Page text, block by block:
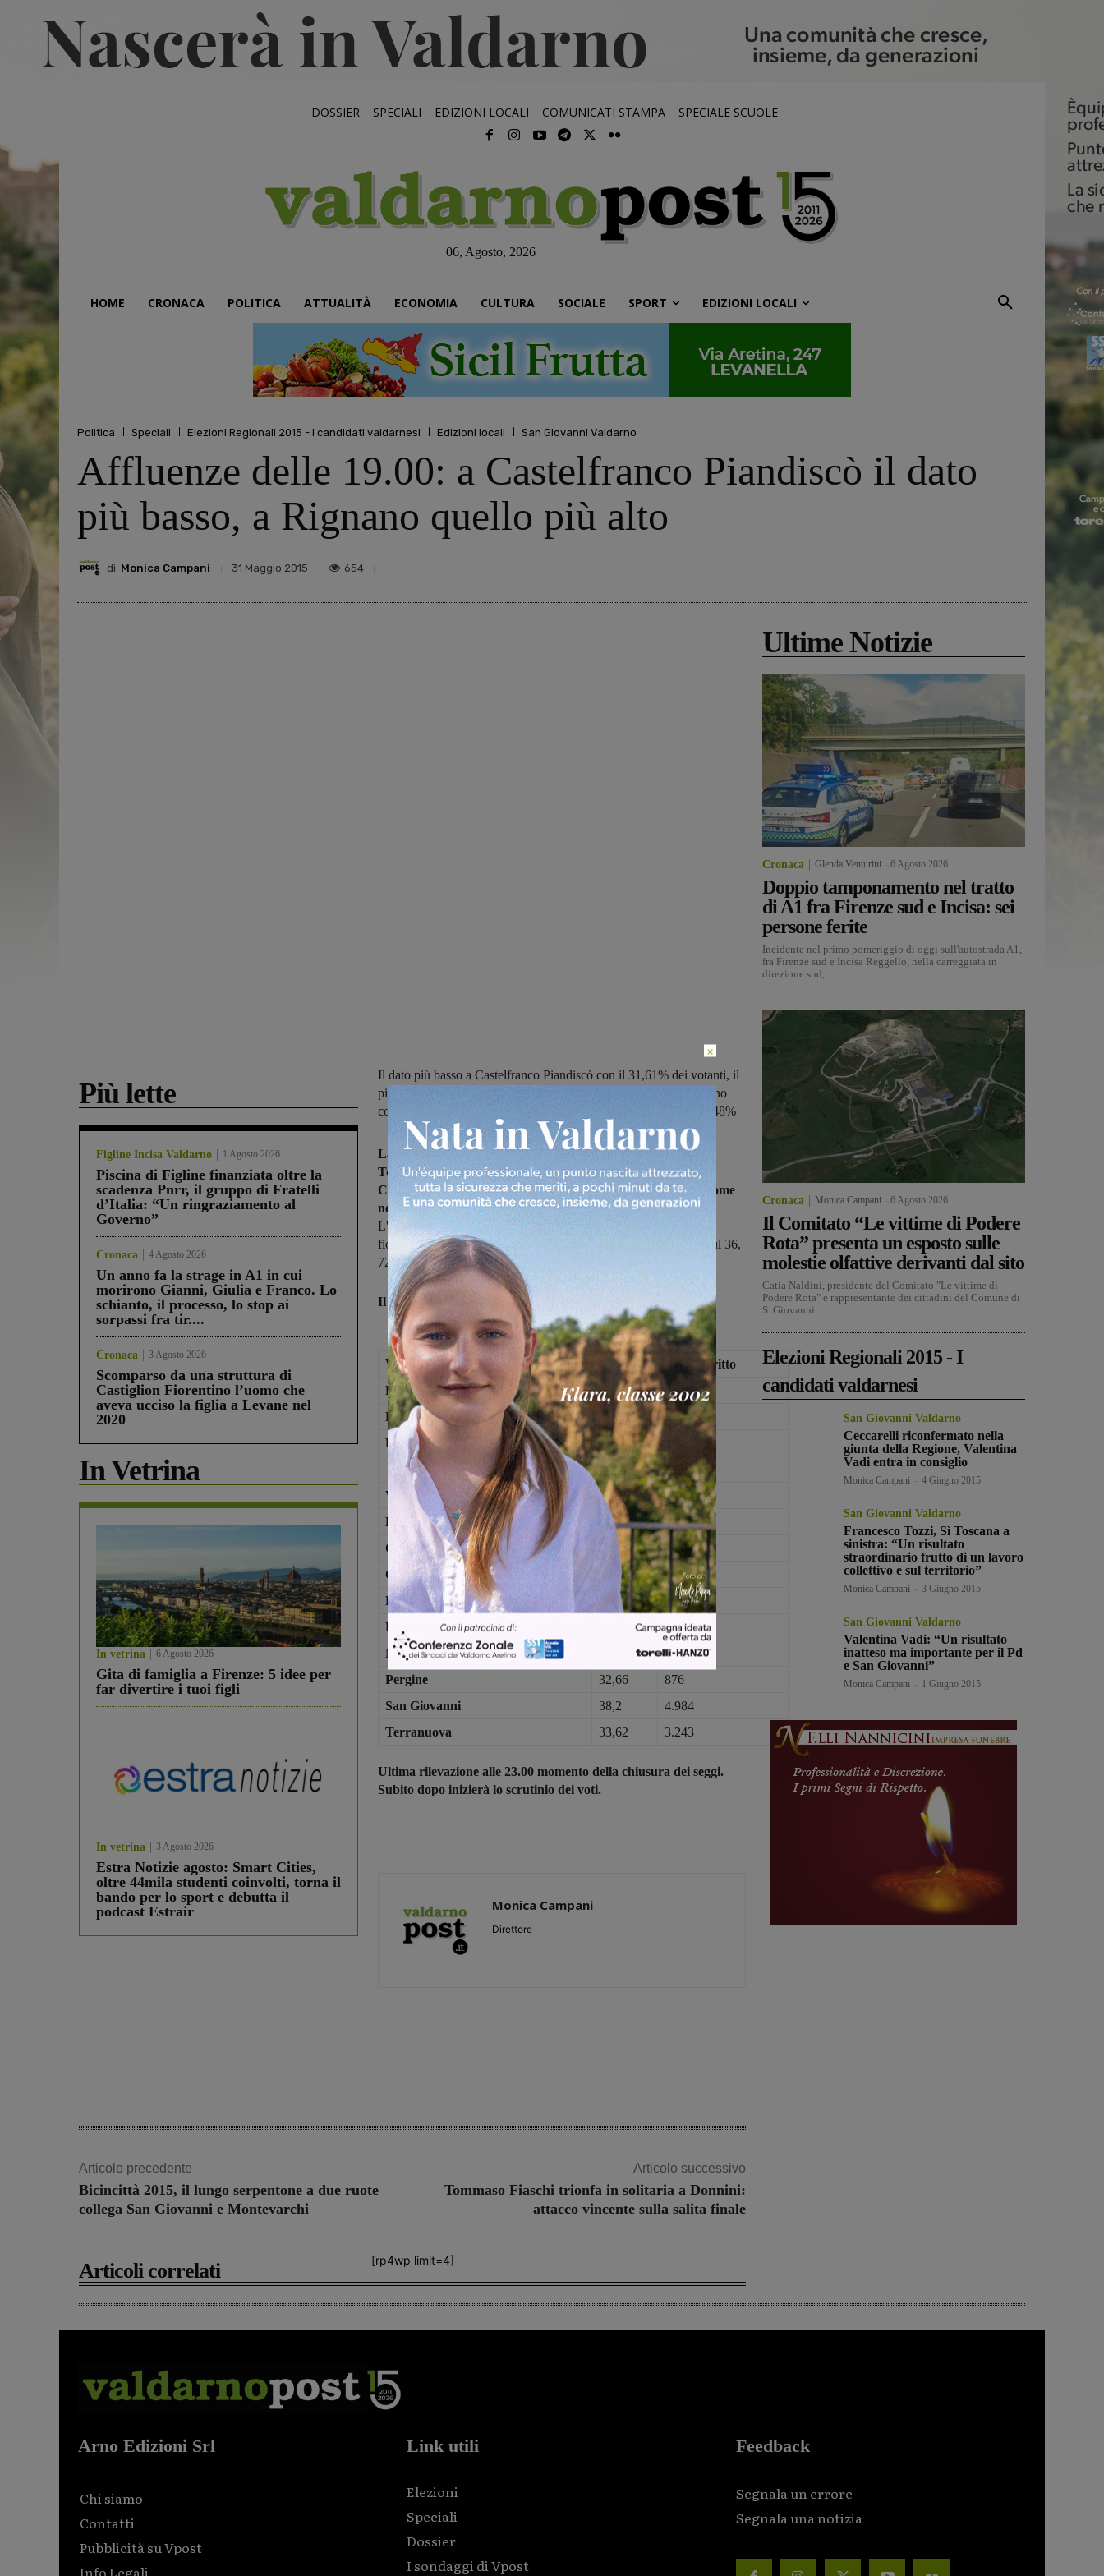
DOSSIER SPECIALI EDIZIONI LOCALI COMUNICATI STAMPA SPECIALE SCUOLE
06, Agosto, 2026
HOME CRONACA POLITICA ATTUALITÀ ECONOMIA CULTURA SOCIALE SPORT EDIZIONI LOCALI
Politica Speciali Elezioni Regionali 2015 - I candidati valdarnesi Edizioni locali San Giovanni Valdarno
Affluenze delle 19.00: a Castelfranco Piandiscò il dato
più basso, a Rignano quello più alto
di Monica Campani 31 Maggio 2015 654
Più lette
Figline Incisa Valdarno 1 Agosto 2026
Piscina di Figline finanziata oltre la
scadenza Pnrr, il gruppo di Fratelli
d’Italia: “Un ringraziamento al
Governo”
Cronaca 4 Agosto 2026
Un anno fa la strage in A1 in cui
morirono Gianni, Giulia e Franco. Lo
schianto, il processo, lo stop ai
sorpassi fra tir....
Cronaca 3 Agosto 2026
Scomparso da una struttura di
Castiglion Fiorentino l’uomo che
aveva ucciso la figlia a Levane nel
2020
In Vetrina
In vetrina 6 Agosto 2026
Gita di famiglia a Firenze: 5 idee per
far divertire i tuoi figli
In vetrina 3 Agosto 2026
Estra Notizie agosto: Smart Cities,
oltre 44mila studenti coinvolti, torna il
bando per lo sport e debutta il
podcast Estrair
Il dato più basso a Castelfranco Piandiscò con il 31,61% dei votanti, il
più alto invece, già come nella prima rilevazione, quello di Rignano
con il 40,35%. A livello regionale l’affluenza si è attestata sul 35,48%
La seconda rilevazione delle 19.00 vede il dato regionale della
Toscana attestarsi sul 35,48%. Per il Valdarno il più basso a
Castelfranco Piandiscò con il 31,61%, il più alto invece, già come
nella prima rilevazione, quello di Rignano con il 40,35%.
L'affluenza nella circoscrizione Firenze 2, quella del Valdarno
fiorentino, si attesta sul 37,69%, mentre in porvincia di Arezzo sul 36,
72%.
Il Valdarno:
Valdarno fiorentino %
aventi diritto
Figline Incisa
34,12
6.254
Reggello
36,86
4.868
Rignano
40,35
Valdarno aretino
Bucine
36,45
2.882
Castelfranco Piandiscò
31,61
2.462
Cavriglia
36,82
2.816
Laterina
31,8
927
Loro Ciuffenna
1.621
Montevarchi
6.679
Pergine
32,66
876
San Giovanni
38,2
4.984
Terranuova
33,62 3.243
Ultima rilevazione alle 23.00 momento della chiusura dei seggi.
Subito dopo inizierà lo scrutinio dei voti.
Monica Campani
Direttore
Articolo precedente
Bicincittà 2015, il lungo serpentone a due ruote
collega San Giovanni e Montevarchi
Articolo successivo
Tommaso Fiaschi trionfa in solitaria a Donnini:
attacco vincente sulla salita finale
[rp4wp limit=4]
Articoli correlati
Ultime Notizie
Cronaca Glenda Venturini 6 Agosto 2026
Doppio tamponamento nel tratto
di A1 fra Firenze sud e Incisa: sei
persone ferite
Incidente nel primo pomeriggio di oggi sull'autostrada A1,
fra Firenze sud e Incisa Reggello, nella carreggiata in
direzione sud,...
Cronaca Monica Campani 6 Agosto 2026
Il Comitato “Le vittime di Podere
Rota” presenta un esposto sulle
molestie olfattive derivanti dal sito
Catia Naldini, presidente del Comitato "Le vittime di
Podere Rota" e rappresentante dei cittadini del Comune di
S. Giovanni...
Elezioni Regionali 2015 - I
candidati valdarnesi
San Giovanni Valdarno
Ceccarelli riconfermato nella
giunta della Regione, Valentina
Vadi entra in consiglio
Monica Campani 4 Giugno 2015
San Giovanni Valdarno
Francesco Tozzi, Sì Toscana a
sinistra: “Un risultato
straordinario frutto di un lavoro
collettivo e sul territorio”
Monica Campani 3 Giugno 2015
San Giovanni Valdarno
Valentina Vadi: “Un risultato
inatteso ma importante per il Pd
e San Giovanni”
Monica Campani 1 Giugno 2015
Arno Edizioni Srl
Chi siamo
Contatti
Pubblicità su Vpost
Link utili
Elezioni
Speciali
Dossier
I sondaggi di Vpost
Feedback
Segnala un errore
Segnala una notizia
×